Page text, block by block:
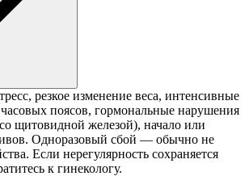
резкое изменение веса, интенсивные
поясов, гормональные нарушения
щитовидной железой), начало или
Одноразовый сбой — обычно не
Если нерегулярность сохраняется
к гинекологу.